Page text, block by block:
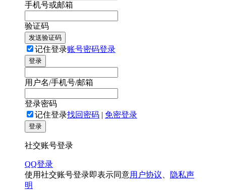
手机号或邮箱
验证码
发送验证码
记住登录账号密码登录
登录
用户名/手机号/邮箱
登录密码
记住登录找回密码 | 免密登录
登录
社交账号登录
QQ登录
使用社交账号登录即表示同意用户协议
隐私声
明